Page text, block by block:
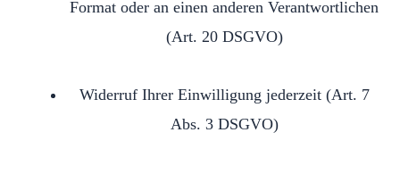
Format oder an einen anderen Verantwortlichen
(Art. 20 DSGVO)
Widerruf Ihrer Einwilligung jederzeit (Art. 7
Abs. 3 DSGVO)